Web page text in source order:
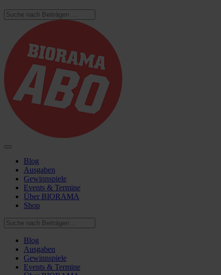
Blog
Ausgaben
Gewinnspiele
Events & Termine
Über BIORAMA
Shop
Blog
Ausgaben
Gewinnspiele
Events & Termine